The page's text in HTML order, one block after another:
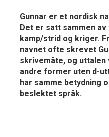
Gunnar er et nordisk
Det er satt sammen
kamp/strid og kriger.
navnet ofte skrevet
skrivemåte, og uttalen
andre former uten d-
har samme betydning
beslektet språk.